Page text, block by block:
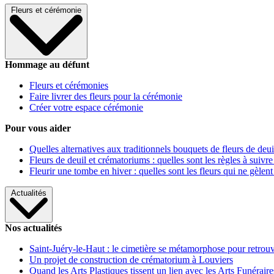
Fleurs et cérémonie
Hommage au défunt
Fleurs et cérémonies
Faire livrer des fleurs pour la cérémonie
Créer votre espace cérémonie
Pour vous aider
Quelles alternatives aux traditionnels bouquets de fleurs de
Fleurs de deuil et crématoriums : quelles sont les règles à
Fleurir une tombe en hiver : quelles sont les fleurs qui ne gèlent
Actualités
Nos actualités
Saint-Juéry-le-Haut : le cimetière se métamorphose pour
Un projet de construction de crématorium à Louviers
Quand les Arts Plastiques tissent un lien avec les Arts